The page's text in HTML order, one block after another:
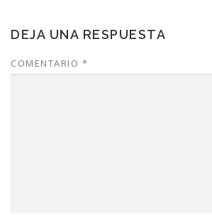
DEJA UNA RESPUESTA
COMENTARIO *